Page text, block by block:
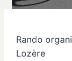
Rando
Lozère